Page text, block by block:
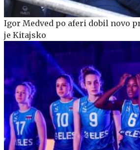
Igor Medved po aferi dobil novo
je Kitajsko